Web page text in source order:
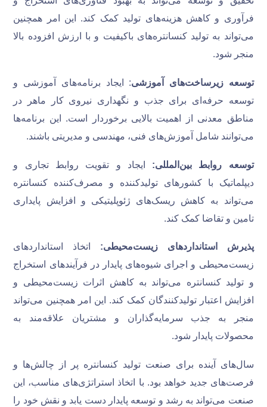
فرآوری و کاهش هزینه‌های تولید کمک کند. این امر همچنین
می‌تواند به تولید کنسانتره‌های باکیفیت و با ارزش افزوده بالا
منجر شود.
توسعه زیرساخت‌های آموزشی: ایجاد برنامه‌های آموزشی و
توسعه حرفه‌ای برای جذب و نگهداری نیروی کار ماهر در
مناطق معدنی از اهمیت بالایی برخوردار است. این برنامه‌ها
می‌توانند شامل آموزش‌های فنی، مهندسی و مدیریتی باشند.
توسعه روابط بین‌المللی: ایجاد و تقویت روابط تجاری و
دیپلماتیک با کشورهای تولیدکننده و مصرف‌کننده کنسانتره
می‌تواند به کاهش ریسک‌های ژئوپلیتیکی و افزایش پایداری
تامین و تقاضا کمک کند.
پذیرش استانداردهای زیست‌محیطی: اتخاذ استانداردهای
زیست‌محیطی و اجرای شیوه‌های پایدار در فرآیندهای استخراج
و تولید کنسانتره می‌تواند به کاهش اثرات زیست‌محیطی و
افزایش اعتبار تولیدکنندگان کمک کند. این امر همچنین می‌تواند
منجر به جذب سرمایه‌گذاران و مشتریان علاقه‌مند به
محصولات پایدار شود.
سال‌های آینده برای صنعت تولید کنسانتره پر از چالش‌ها و
فرصت‌های جدید خواهد بود. با اتخاذ استراتژی‌های مناسب، این
صنعت می‌تواند به رشد و توسعه پایدار دست یابد و نقش خود را